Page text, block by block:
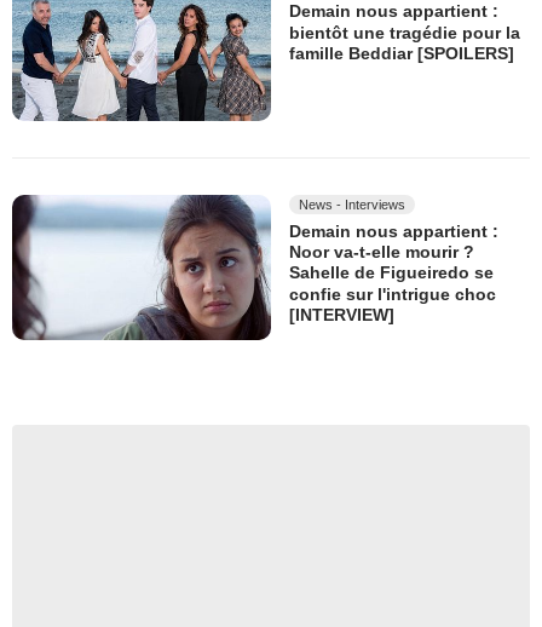
Demain nous appartient :
bientôt une tragédie pour la
famille Beddiar [SPOILERS]
News - Interviews
Demain nous appartient :
Noor va-t-elle mourir ?
Sahelle de Figueiredo se
confie sur l'intrigue choc
[INTERVIEW]